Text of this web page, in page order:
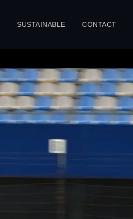
SUSTAINABLE CONTACT